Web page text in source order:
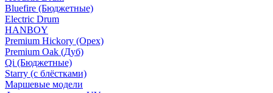
Bluefire (Бюджетные)
Electric Drum
HANBOY
Premium Hickory (Орех)
Premium Oak (Дуб)
Qi (Бюджетные)
Starry (с блёстками)
Маршевые модели